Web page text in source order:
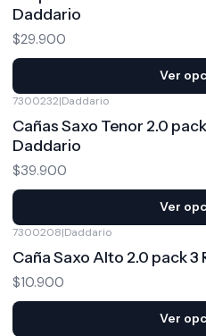
Daddario
$29.900
Ver
7300232|Daddario
Cañas Saxo Tenor 2.0
Daddario
$39.900
Ver
7300208|Daddario
Caña Saxo Alto 2.0 pack
$10.900
Ver